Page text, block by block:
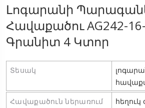
Լոգարանի
Հավաքածու AG242-
Գրանիտ 4 Կտոր
Տեսակ
Հավաքածուն ներառում